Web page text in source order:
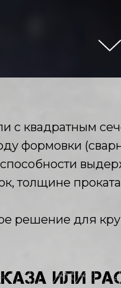
с квадратным
формовки
толщине
решение для
ИЛИ